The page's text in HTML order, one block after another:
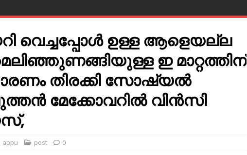
വെച്ചപ്പോൾ ഉള്ള ആളെയല്ല
ഇ മാറ്റത്തിന്
തിരക്കി സോഷ്യൽ
മേക്കോവറിൽ വിൻസി
appu post 0